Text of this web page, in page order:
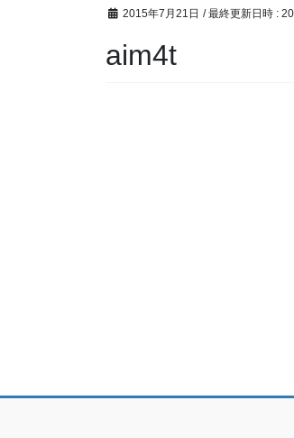
2015年7月21日 / 最終更新日時 :
aim4t